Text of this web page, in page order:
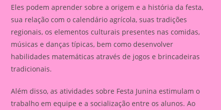
Eles podem aprender sobre a origem e a história da festa,
sua relação com o calendário agrícola, suas tradições
regionais, os elementos culturais presentes nas comidas,
músicas e danças típicas, bem como desenvolver
habilidades matemáticas através de jogos e brincadeiras
tradicionais.
Além disso, as atividades sobre Festa Junina estimulam o
trabalho em equipe e a socialização entre os alunos. Ao